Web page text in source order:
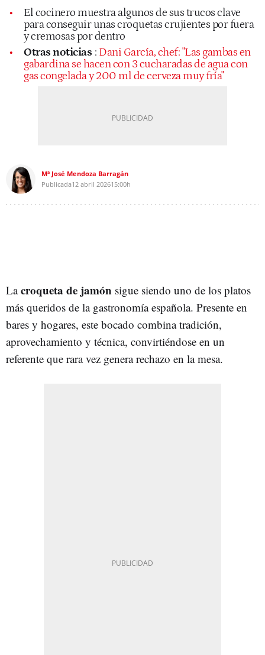
El cocinero muestra algunos de sus trucos clave
para conseguir unas croquetas crujientes por fuera
y cremosas por dentro
Otras noticias : Dani García, chef: "Las gambas en
gabardina se hacen con 3 cucharadas de agua con
gas congelada y 200 ml de cerveza muy fría"
Mª José Mendoza Barragán
Publicada12 abril 202615:00h
Lacroqueta de jamón sigue siendo uno de los platos
más queridos de la gastronomía española. Presente en
bares y hogares, este bocado combina tradición,
aprovechamiento y técnica, convirtiéndose en un
referente que rara vez genera rechazo en la mesa.